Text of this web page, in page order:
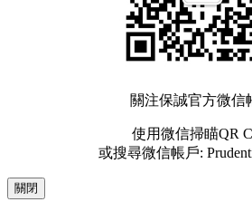
關注保誠官方微信
使用微信掃瞄QR
或搜尋微信帳戶:
關閉